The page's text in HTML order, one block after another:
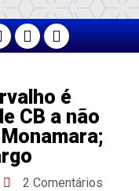
é
CB a não
2 Comentários